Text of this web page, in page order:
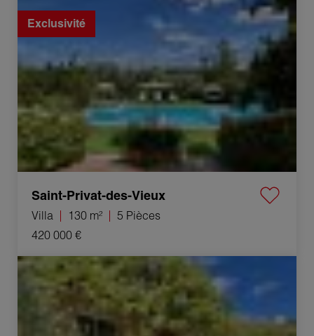
Exclusivité
Saint-Privat-des-Vieux
Villa 130 m²
5 Pièces
420 000 €
Vente Villa Cruviers-Lascours 5 Pièces 130 m²